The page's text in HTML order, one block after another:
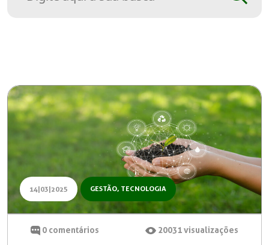
14|03|2025 GESTÃO, TECNOLOGIA
0 comentários 20031 visualizações